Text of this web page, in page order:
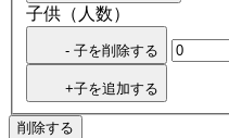
子供（人数）
- 子を削除する
+子を追加する
削除する